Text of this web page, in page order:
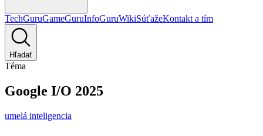
TechGuruGameGuruInfoGuruWikiSúťažeKontakt a tím
Hľadať
Téma
Google I/O 2025
umelá inteligencia